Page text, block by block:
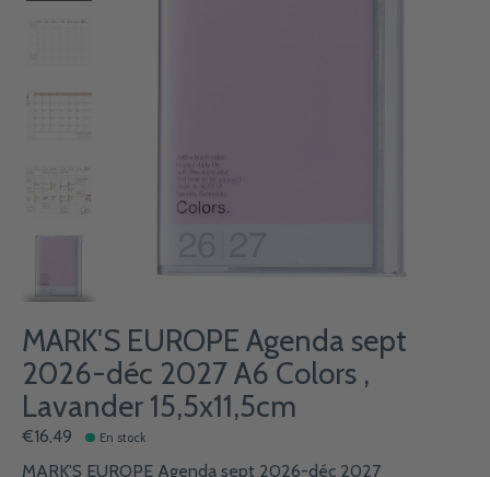
MARK'S EUROPE Agenda sept
2026-déc 2027 A6 Colors ,
Lavander 15,5x11,5cm
€16,49 En stock
MARK'S EUROPE Agenda sept 2026-déc 2027